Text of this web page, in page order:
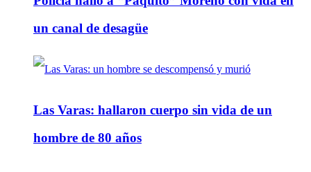
un canal de desagüe
Las Varas: hallaron cuerpo sin vida de un
hombre de 80 años